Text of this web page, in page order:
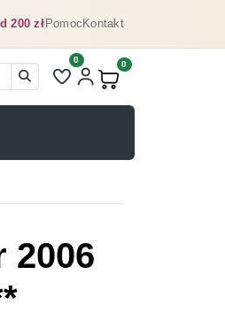
200 złPomocKontakt
Liczba pozycji na liście
0
Produkty w koszyku:
0
2006